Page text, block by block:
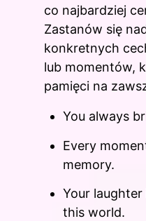
co najbardziej
Zastanów się
konkretnych
lub momentów,
pamięci na
You always
Every
memory.
Your
this world.